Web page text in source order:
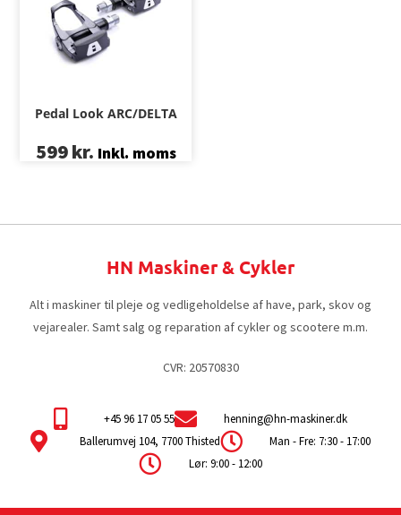
Pedal Look ARC/DELTA
599kr. Inkl. moms
HN Maskiner & Cykler
Alt i maskiner til pleje og vedligeholdelse af have, park, skov og
vejarealer. Samt salg og reparation af cykler og scootere m.m.
CVR: 20570830
+45 96 17 05 55
henning@hn-maskiner.dk
Ballerumvej 104, 7700 Thisted
Man - Fre: 7:30 - 17:00
Lør: 9:00 - 12:00